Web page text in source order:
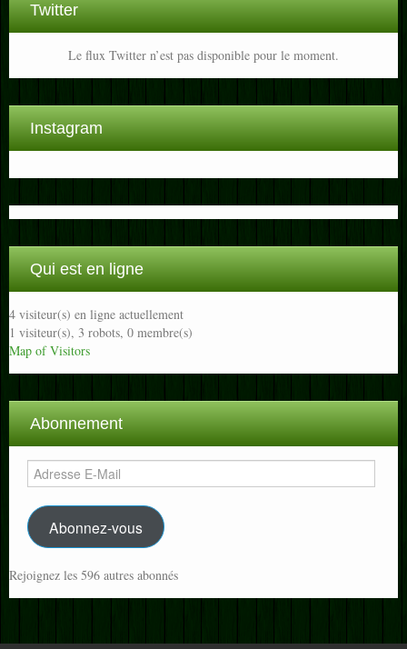
Twitter
Le flux Twitter n’est pas disponible pour le moment.
Instagram
Qui est en ligne
4 visiteur(s) en ligne actuellement
1 visiteur(s), 3 robots, 0 membre(s)
Map of Visitors
Abonnement
Adresse
E-
Mail
Abonnez-vous
Rejoignez les 596 autres abonnés